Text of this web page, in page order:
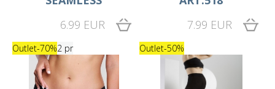
6.99 EUR
7.99 EUR
Outlet-70%2 pr Outlet-50%